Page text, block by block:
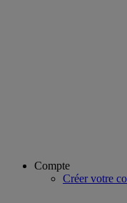
Compte
Créer votre